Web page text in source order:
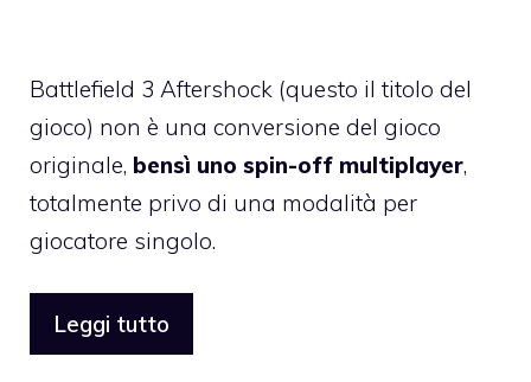
Battlefield 3 Aftershock (questo il titolo del
gioco) non è una conversione del gioco
originale, bensì uno spin-off multiplayer,
totalmente privo di una modalità per
giocatore singolo.
Leggi tutto